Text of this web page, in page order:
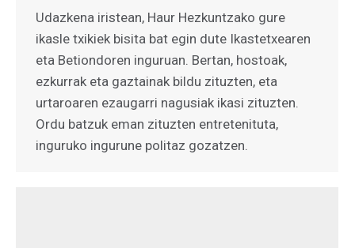
Udazkena iristean, Haur Hezkuntzako gure
ikasle txikiek bisita bat egin dute Ikastetxearen
eta Betiondoren inguruan. Bertan, hostoak,
ezkurrak eta gaztainak bildu zituzten, eta
urtaroaren ezaugarri nagusiak ikasi zituzten.
Ordu batzuk eman zituzten entretenituta,
inguruko ingurune politaz gozatzen.